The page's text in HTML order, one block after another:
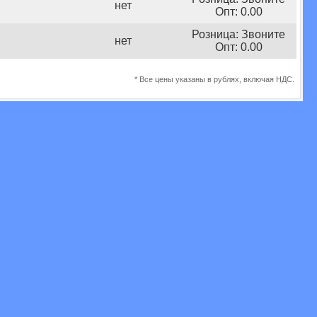
нет
Опт: 0.00
нет
Розница: Звоните
Опт: 0.00
* Все цены указаны в рублях, включая НДС.